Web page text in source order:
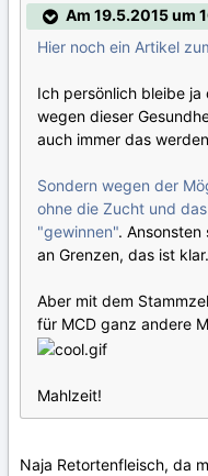
Am 19.5.2015 um
Hier noch ein Artikel
Ich persönlich bleibe
wegen dieser
auch immer das
Sondern wegen der
ohne die Zucht und
"gewinnen".
an Grenzen, das ist klar.
Aber mit dem
für MCD ganz andere
Mahlzeit!
Naja Retortenfleisch, da